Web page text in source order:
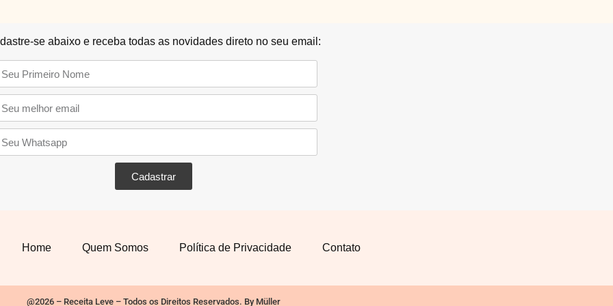
se abaixo e receba todas as novidades direto no seu email:
Cadastrar
Home Quem Somos Política de Privacidade Contato
@2026 – Receita Leve – Todos os Direitos Reservados. By Müller